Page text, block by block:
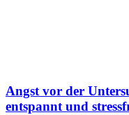
Angst vor der
entspannt und